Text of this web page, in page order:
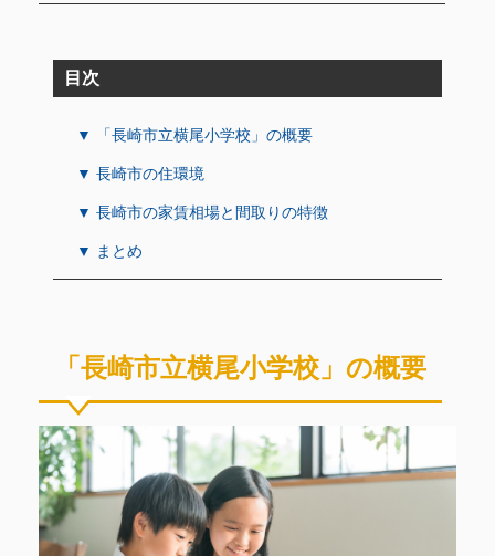
目次
▼ 「長崎市立横尾小学校」の概要
▼ 長崎市の住環境
▼ 長崎市の家賃相場と間取りの特徴
▼ まとめ
「長崎市立横尾小学校」の概要